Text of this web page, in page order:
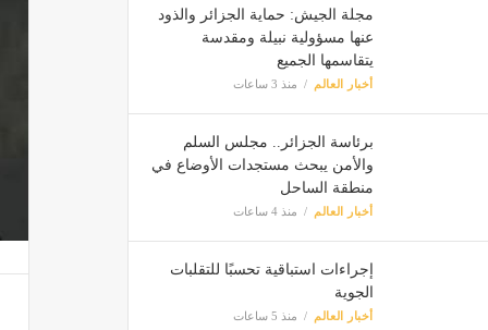
مجلة الجيش: حماية الجزائر والذود
عنها مسؤولية نبيلة ومقدسة
يتقاسمها الجميع
أخبار العالم منذ 3 ساعات
برئاسة الجزائر.. مجلس السلم
والأمن يبحث مستجدات الأوضاع في
منطقة الساحل
أخبار العالم منذ 4 ساعات
إجراءات استباقية تحسبًا للتقلبات
الجوية
أخبار العالم منذ 5 ساعات